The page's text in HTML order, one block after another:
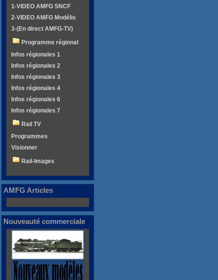
1-VIDEO AMFG SNCF
2-VIDEO AMFG Modélis
3-(En direct AMFG-TV)
Programme régional
Infos régionales 1
Infos régionales 2
Infos régionales 3
Infos régionales 4
Infos régionales 6
Infos régionales 7
Rail TV
Programmes
Visionner
Rail-Images
AMFG Articles
Nouveauté commerciale